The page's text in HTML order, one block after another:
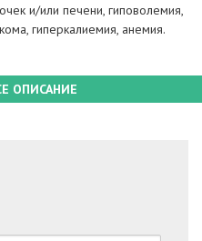
и/или печени, гиповолемия,
гиперкалиемия, анемия.
ОПИСАНИЕ